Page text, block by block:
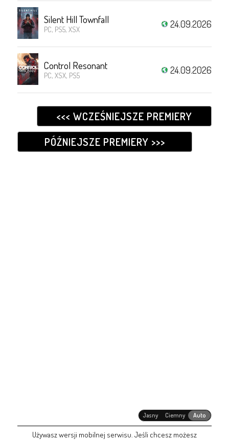
Silent Hill Townfall
PC, PS5, XSX 24.09.2026
Control Resonant
PC, XSX, PS5 24.09.2026
<<< WCZEŚNIEJSZE PREMIERY
PÓŹNIEJSZE PREMIERY >>>
Jasny Ciemny Auto
Używasz wersji mobilnej serwisu. Jeśli chcesz możesz